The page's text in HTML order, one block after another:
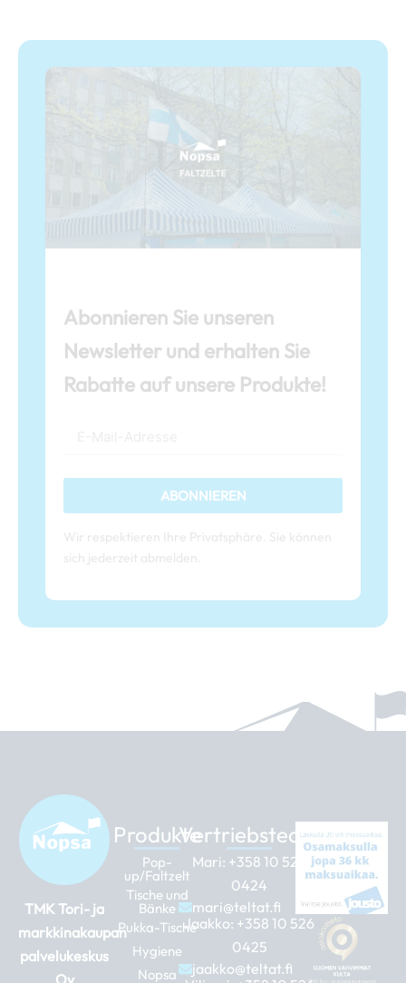
Abonnieren Sie unseren
Newsletter und erhalten Sie
Rabatte auf unsere Produkte!
ABONNIEREN
TMK Tori- ja
markkinakaupan
palvelukeskus
Produkte
Pop-
up/Faltzelt
Tische und
Bänke
Pukka-Tische
Hygiene
Nopsa
Vertriebsteam
Mari: +358 10 526
0424
mari@teltat.fi
Jaakko: +358 10 526
0425
jaakko@teltat.fi